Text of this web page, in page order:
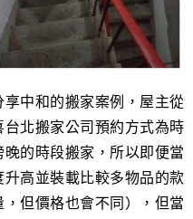
中和的搬家案例，屋主從
北搬家公司預約方式為時
的時段搬家，所以即便當
高並裝載比較多物品的款
但價格也會不同），但當